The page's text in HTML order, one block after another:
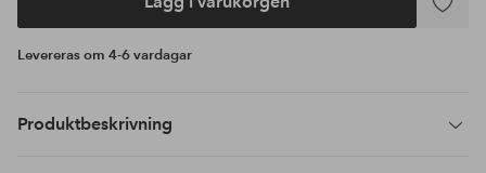
Lägg
Levereras om 4-6 vardagar
Produktbeskrivning